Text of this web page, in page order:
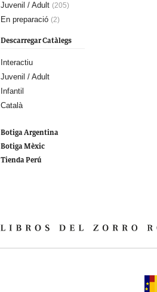
Juvenil / Adult (205)
En preparació (2)
Descarregar Catàlegs
Interactiu
Juvenil / Adult
Infantil
Català
Botiga Argentina
Botiga Mèxic
Tienda Perú